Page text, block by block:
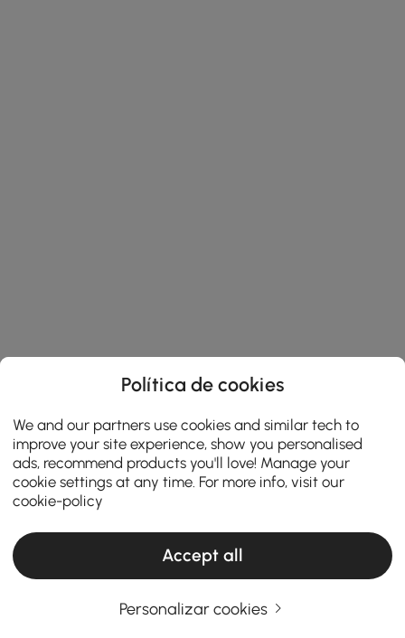
O Guia Definitivo para Comprar uma Mesa
de Jantar: Estilo, Tamanho e Escolhas
Política de cookies
We and our partners use cookies and similar tech to
improve your site experience, show you personalised
ads, recommend products you'll love! Manage your
cookie settings at any time. For more info, visit our
cookie-policy
Accept all
Personalizar cookies